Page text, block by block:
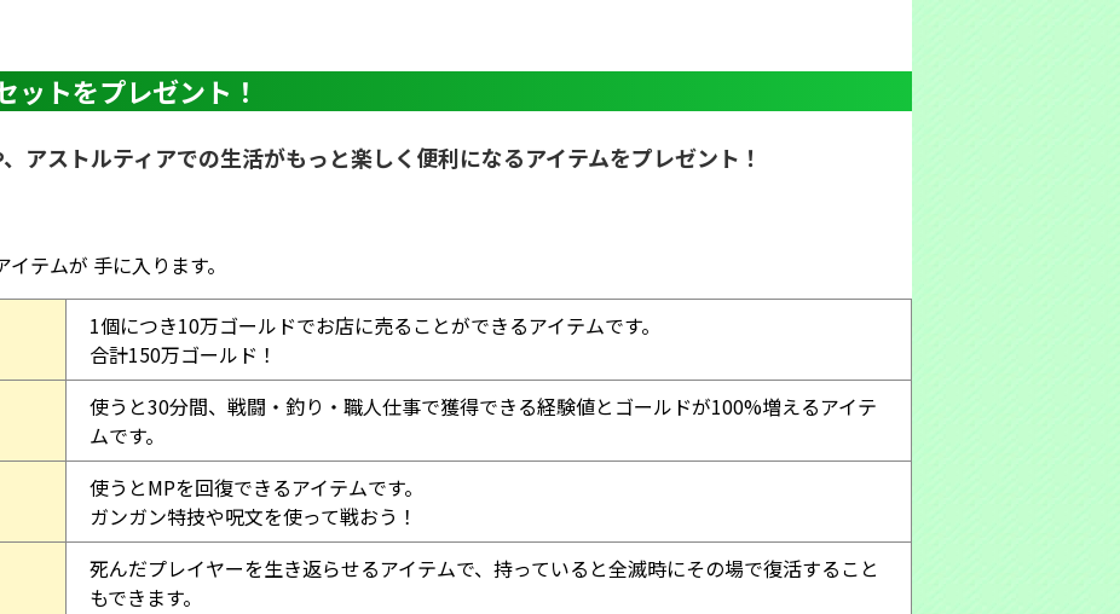
トをプレゼント！
アストルティアでの生活がもっと楽しく便利になるアイテムをプレゼント！
テムが 手に入ります。
1個につき10万ゴールドでお店に売ることができるアイテムです。
合計150万ゴールド！
使うと30分間、戦闘・釣り・職人仕事で獲得できる経験値とゴールドが100%増えるアイテ
ムです。
使うとMPを回復できるアイテムです。
ガンガン特技や呪文を使って戦おう！
死んだプレイヤーを生き返らせるアイテムで、持っていると全滅時にその場で復活すること
もできます。